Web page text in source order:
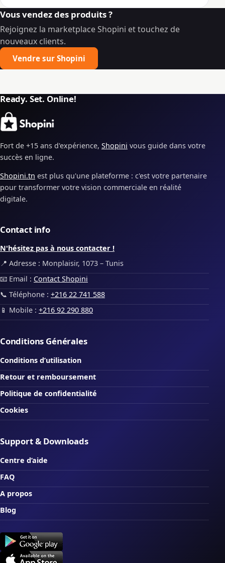
Vous vendez des produits ?
Rejoignez la marketplace Shopini et touchez de
nouveaux clients.
Vendre sur Shopini
Ready. Set. Online!
Fort de +15 ans d'expérience, Shopini vous guide dans votre
succès en ligne.
Shopini.tn est plus qu'une plateforme : c'est votre partenaire
pour transformer votre vision commerciale en réalité
digitale.
Contact info
N'hésitez pas à nous contacter !
📍 Adresse : Monplaisir, 1073 – Tunis
📧 Email : Contact Shopini
📞 Téléphone : +216 22 741 588
📱 Mobile : +216 92 290 880
Conditions Générales
Conditions d’utilisation
Retour et remboursement
Politique de confidentialité
Cookies
Support & Downloads
Centre d’aide
FAQ
A propos
Blog